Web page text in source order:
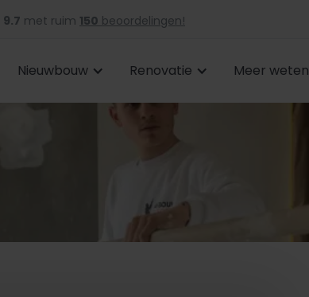
9.7 met ruim 150 beoordelingen!
Nieuwbouw Renovatie Meer weten